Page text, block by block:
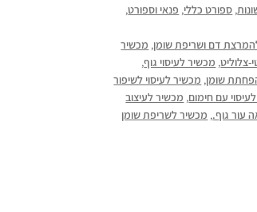
, ספורט כללי, פנאי וספורט,
דם ושריפת שומן, מכשיר
צלוליט, מכשיר לעיסוי גוף,
שומן, מכשיר לעיסוי לשיפור
עם חימום, מכשיר לעיצוב
עור גוף., מכשיר לשריפת שומן